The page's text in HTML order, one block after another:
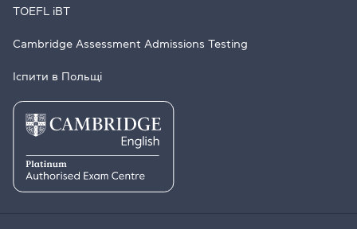
TOEFL iBT
Cambridge Assessment Admissions Testing
Іспити в Польщі